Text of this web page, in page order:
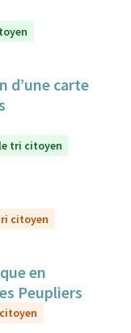
d’une carte
tri citoyen
citoyen
en
Peupliers